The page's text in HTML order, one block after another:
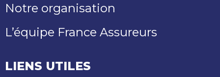
Notre organisation
L’équipe France Assureurs
LIENS UTILES